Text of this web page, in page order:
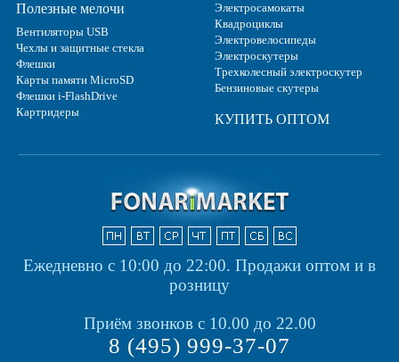
Полезные мелочи
Вентиляторы USB
Чехлы и защитные стекла
Флешки
Карты памяти MicroSD
Флешки i-FlashDrive
Картридеры
Электросамокаты
Квадроциклы
Электровелосипеды
Электроскутеры
Трехколесный электроскутер
Бензиновые скутеры
КУПИТЬ ОПТОМ
Ежедневно с 10:00 до 22:00. Продажи оптом и в
розницу
Приём звонков с 10.00 до 22.00
8 (495) 999-37-07